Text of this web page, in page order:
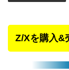
Z/Xを購入&